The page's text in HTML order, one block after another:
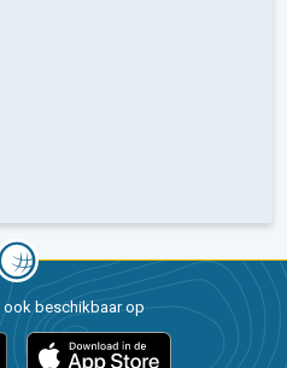
ook beschikbaar op